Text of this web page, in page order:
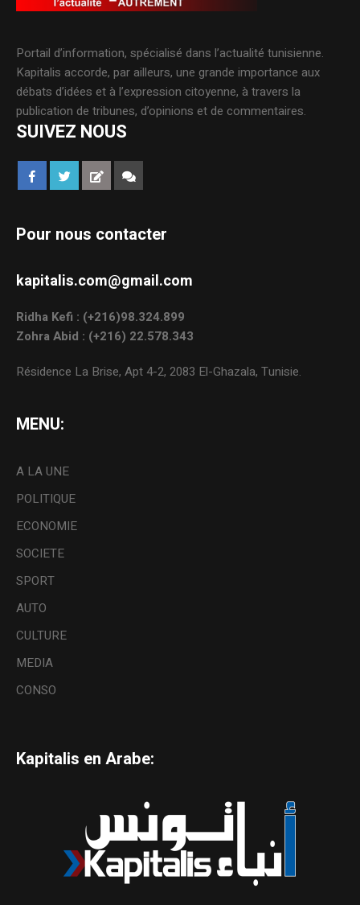
Portail d’information, spécialisé dans l’actualité tunisienne.
Kapitalis accorde, par ailleurs, une grande importance aux
débats d’idées et à l’expression citoyenne, à travers la
publication de tribunes, d’opinions et de commentaires.
SUIVEZ NOUS
Pour nous contacter
kapitalis.com@gmail.com
Ridha Kefi : (+216)98.324.899
Zohra Abid : (+216) 22.578.343
Résidence La Brise, Apt 4-2, 2083 El-Ghazala, Tunisie.
MENU:
A LA UNE
POLITIQUE
ECONOMIE
SOCIETE
SPORT
AUTO
CULTURE
MEDIA
CONSO
Kapitalis en Arabe: